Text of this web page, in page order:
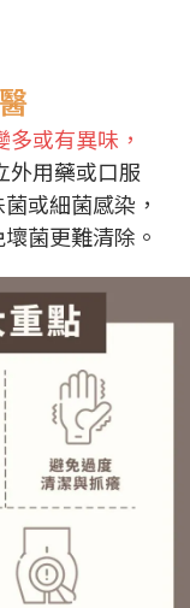
或有異味，
外用藥或口服
或細菌感染，
菌更難清除。